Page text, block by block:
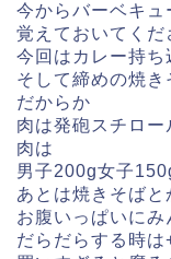
今からバーベキュ
覚えておいてくだ
今回はカレー持ち
そして締めの焼き
だからか
肉は発砲スチロ
肉は
男子200g女子
あとは焼きそば
お腹いっぱいにみ
だらだらする時